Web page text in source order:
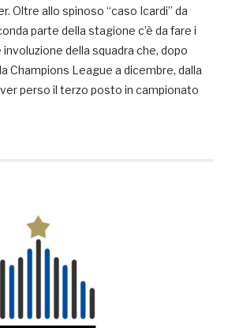
Oltre allo spinoso “caso Icardi” da
parte della stagione c’è da fare i
della squadra che, dopo
Champions League a dicembre, dalla
perso il terzo posto in campionato